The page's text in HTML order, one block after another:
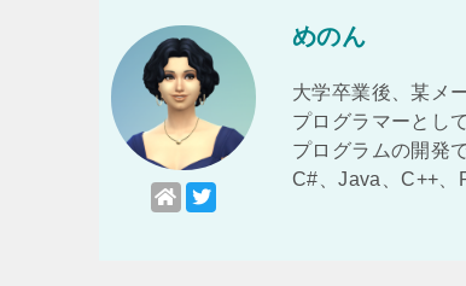
めのん
大学卒業後、某メ
プログラマーとし
プログラムの開発
C#、Java、C++、